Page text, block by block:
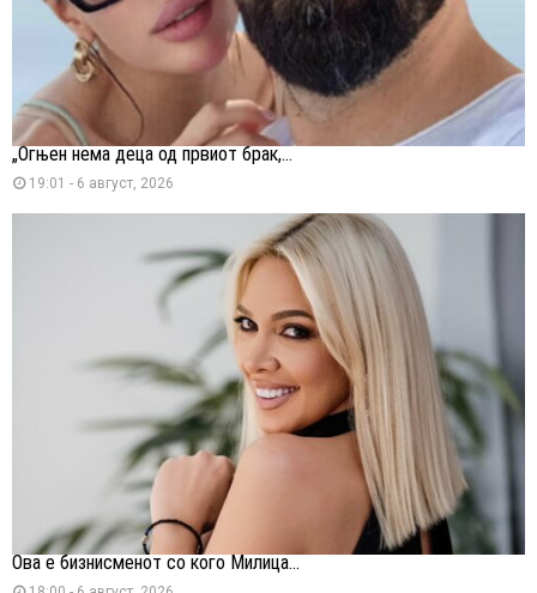
„Огњен нема деца од првиот брак,...
19:01 - 6 август, 2026
Ова е бизнисменот со кого Милица...